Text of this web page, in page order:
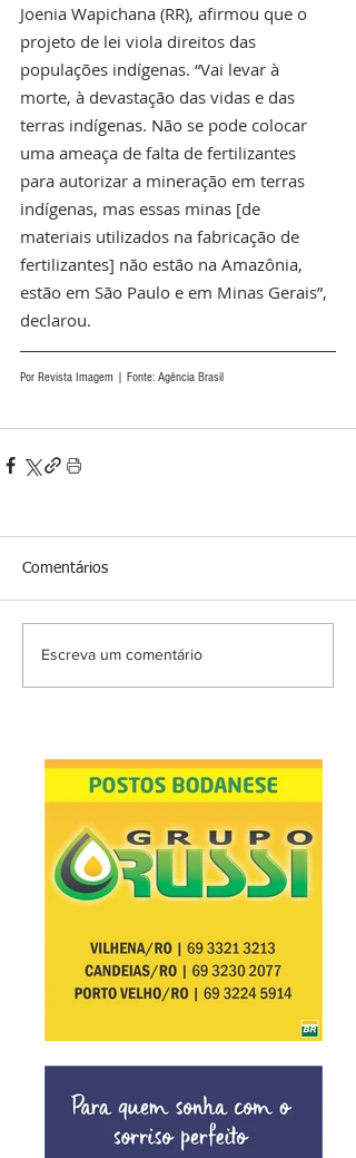
Joenia Wapichana (RR), afirmou que o
projeto de lei viola direitos das
populações indígenas. “Vai levar à
morte, à devastação das vidas e das
terras indígenas. Não se pode colocar
uma ameaça de falta de fertilizantes
para autorizar a mineração em terras
indígenas, mas essas minas [de
materiais utilizados na fabricação de
fertilizantes] não estão na Amazônia,
estão em São Paulo e em Minas Gerais”,
declarou.
Por Revista Imagem | Fonte: Agência Brasil
Comentários
Escreva um comentário